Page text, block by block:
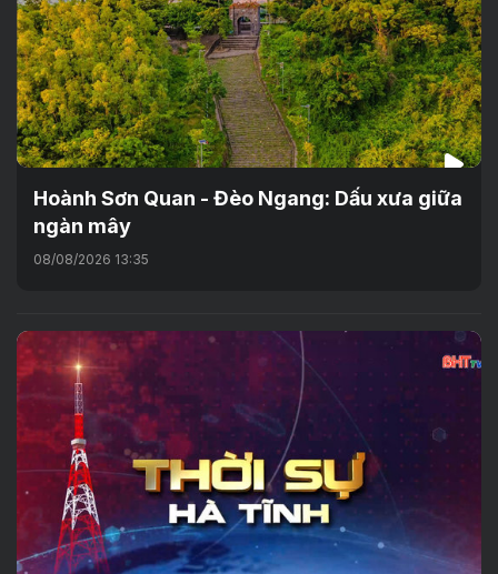
Hoành Sơn Quan - Đèo Ngang: Dấu xưa giữa
ngàn mây
08/08/2026 13:35